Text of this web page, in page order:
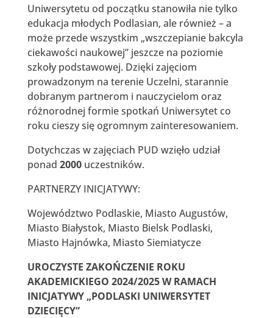
Uniwersytetu od początku stanowiła nie tylko
edukacja młodych Podlasian, ale również – a
może przede wszystkim „wszczepianie bakcyla
ciekawości naukowej” jeszcze na poziomie
szkoły podstawowej. Dzięki zajęciom
prowadzonym na terenie Uczelni, starannie
dobranym partnerom i nauczycielom oraz
różnorodnej formie spotkań Uniwersytet co
roku cieszy się ogromnym zainteresowaniem.
Dotychczas w zajęciach PUD wzięło udział
ponad 2000 uczestników.
PARTNERZY INICJATYWY:
Województwo Podlaskie, Miasto Augustów,
Miasto Białystok, Miasto Bielsk Podlaski,
Miasto Hajnówka, Miasto Siemiatycze
UROCZYSTE ZAKOŃCZENIE ROKU
AKADEMICKIEGO 2024/2025 W RAMACH
INICJATYWY „PODLASKI UNIWERSYTET
DZIECIĘCY”